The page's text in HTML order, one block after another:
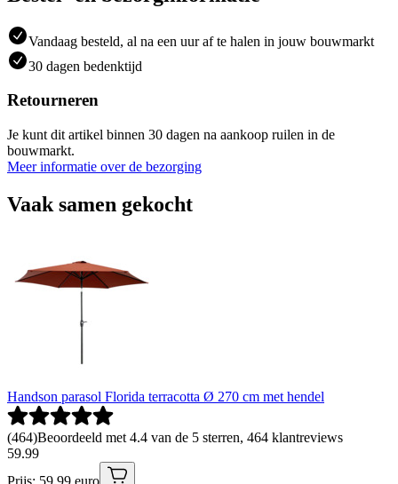
Vandaag besteld, al na een uur af te halen in jouw bouwmarkt
30 dagen bedenktijd
Retourneren
Je kunt dit artikel binnen 30 dagen na aankoop ruilen in de
bouwmarkt.
Meer informatie over de bezorging
Vaak samen gekocht
Handson parasol Florida terracotta Ø 270 cm met hendel
(464)Beoordeeld met 4.4 van de 5 sterren, 464 klantreviews
59.99
Prijs: 59.99 euro